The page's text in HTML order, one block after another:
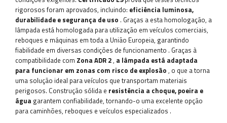
rigorosos foram aprovados, incluindo: eficiência luminosa,
durabilidade e segurança de uso . Graças a esta homologação, a
lâmpada está homologada para utilização em veículos comerciais,
reboques e máquinas em toda a União Europeia, garantindo
fiabilidade em diversas condições de funcionamento . Graças à
compatibilidade com Zona ADR 2, a lâmpada está adaptada
para funcionar em zonas com risco de explosão , o que a torna
uma solução ideal para veículos que transportam materiais
perigosos. Construção sólida e resistência a choque, poeira e
água garantem confiabilidade, tornando-o uma excelente opção
para caminhões, reboques e veículos especializados .